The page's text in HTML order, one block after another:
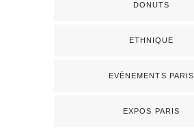
DONUTS
ETHNIQUE
EVÈNEMENTS PARIS
EXPOS PARIS